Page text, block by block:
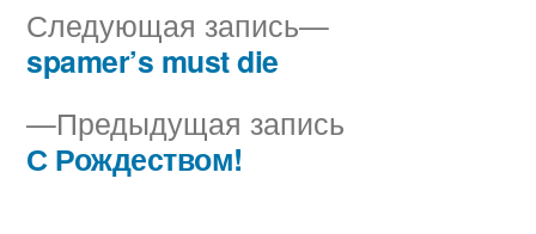
Навигация
по
записям
Предыдущая запись
С Рождеством!
Следующая запись
Следующая
spamer’s must die